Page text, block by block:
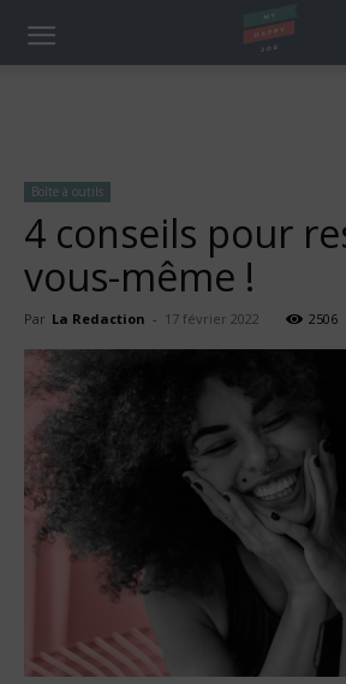
Boîte à outils
4 conseils pour
vous-même !
Par La Redaction - 17 février 2022 2506